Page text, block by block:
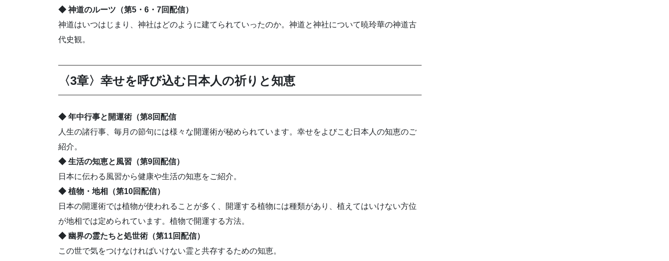
◆ 神道のルーツ（第5・6・7回配信）
神道はいつはじまり、神社はどのように建てられていったのか。神道と神社について暁玲華の神道古
代史観。
〈3章〉幸せを呼び込む日本人の祈りと知恵
◆ 年中行事と開運術（第8回配信
人生の諸行事、毎月の節句には様々な開運術が秘められています。幸せをよびこむ日本人の知恵のご
紹介。
◆ 生活の知恵と風習（第9回配信）
日本に伝わる風習から健康や生活の知恵をご紹介。
◆ 植物・地相（第10回配信）
日本の開運術では植物が使われることが多く、開運する植物には種類があり、植えてはいけない方位
が地相では定められています。植物で開運する方法。
◆ 幽界の霊たちと処世術（第11回配信）
この世で気をつけなければいけない霊と共存するための知恵。